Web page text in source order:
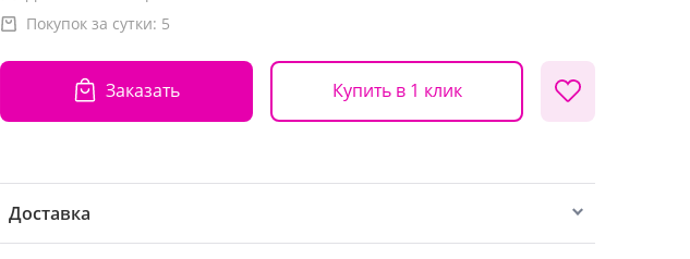
Покупок за сутки: 5
Заказать Купить в 1 клик
Доставка